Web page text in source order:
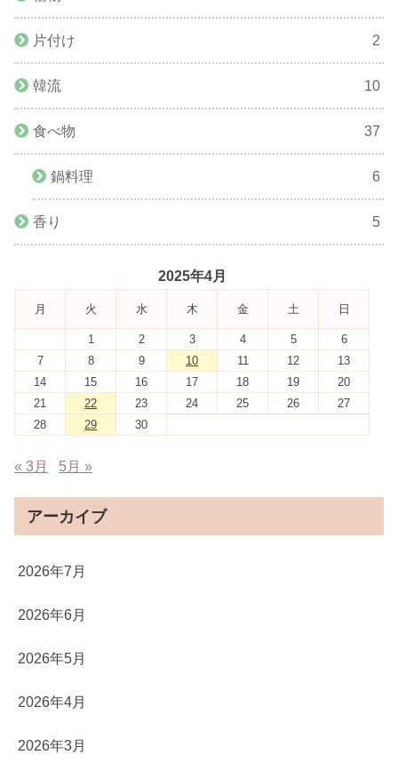
片付け 2
韓流 10
食べ物 37
鍋料理 6
香り 5
2025年4月
月 火 水 木 金 土 日
1 2 3 4 5
6
7
8 9 10 11 12
13
14
15 16 17 18 19
20
21
22 23 24 25 26
27
28
29 30
« 3月 5月 »
アーカイブ
2026年7月
2026年6月
2026年5月
2026年4月
2026年3月